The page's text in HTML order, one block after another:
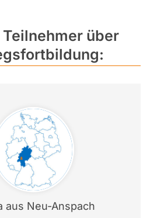
Teilnehmer über
aus Neu-Anspach